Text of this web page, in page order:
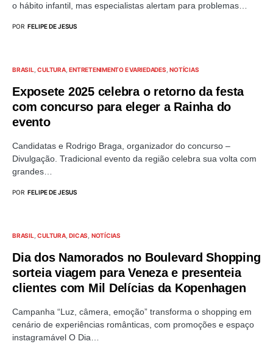
o hábito infantil, mas especialistas alertam para problemas…
POR FELIPE DE JESUS
BRASIL CULTURA ENTRETENIMENTO E VARIEDADES NOTÍCIAS
Exposete 2025 celebra o retorno da festa
com concurso para eleger a Rainha do
evento
Candidatas e Rodrigo Braga, organizador do concurso –
Divulgação. Tradicional evento da região celebra sua volta com
grandes…
POR FELIPE DE JESUS
BRASIL CULTURA DICAS NOTÍCIAS
Dia dos Namorados no Boulevard Shopping
sorteia viagem para Veneza e presenteia
clientes com Mil Delícias da Kopenhagen
Campanha “Luz, câmera, emoção” transforma o shopping em
cenário de experiências românticas, com promoções e espaço
instagramável O Dia…